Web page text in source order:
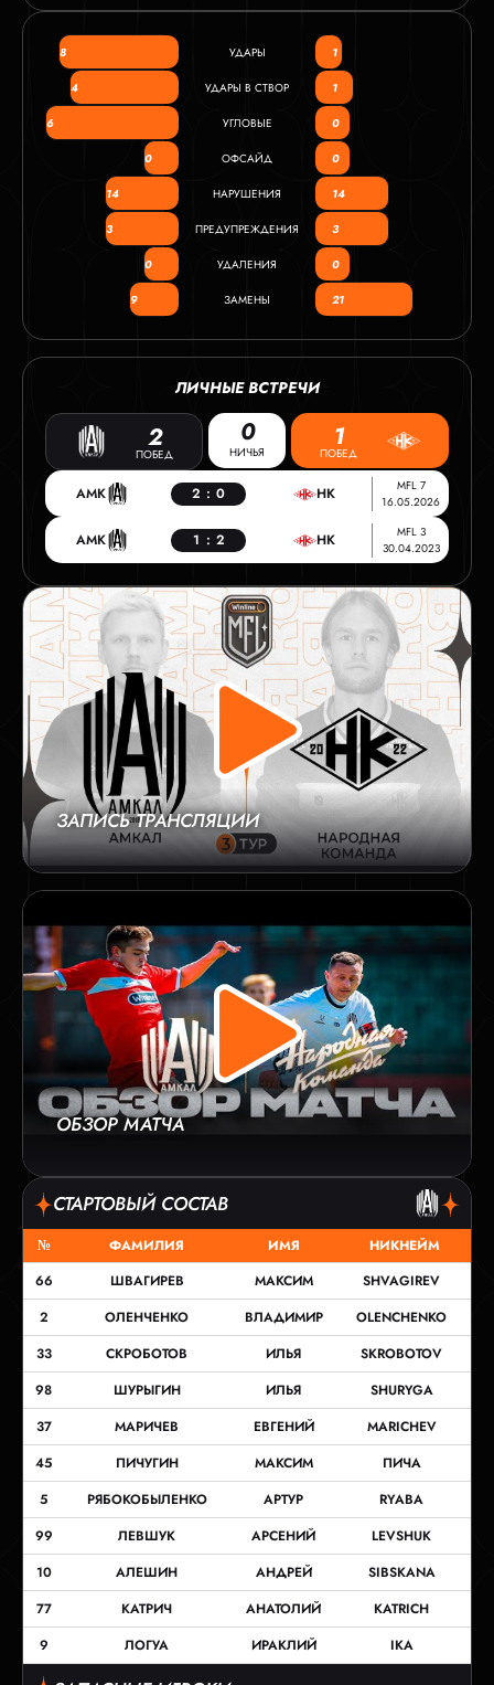
8 УДАРЫ 1
4 УДАРЫ В СТВОР 1
6 УГЛОВЫЕ 0
0 ОФСАЙД 0
14 НАРУШЕНИЯ 14
3 ПРЕДУПРЕЖДЕНИЯ 3
0 УДАЛЕНИЯ 0
9 ЗАМЕНЫ 21
ЛИЧНЫЕ ВСТРЕЧИ
2
ПОБЕД
0
НИЧЬЯ 1
ПОБЕД
MFL 7
16.05.2026
АМК 2 : 0 НК
MFL 3
30.04.2023
АМК 1 : 2 НК
ЗАПИСЬ ТРАНСЛЯЦИИ
ОБЗОР МАТЧА
СТАРТОВЫЙ СОСТАВ
№ ФАМИЛИЯ ИМЯ
НИКНЕЙМ
66
ШВАГИРЕВ МАКСИМ
SHVAGIREV
2
ОЛЕНЧЕНКО ВЛАДИМИР
OLENCHENKO
33
СКРОБОТОВ ИЛЬЯ
SKROBOTOV
98
ШУРЫГИН ИЛЬЯ
SHURYGA
37
МАРИЧЕВ ЕВГЕНИЙ
MARICHEV
45
ПИЧУГИН МАКСИМ
ПИЧА
5
РЯБОКОБЫЛЕНКО АРТУР
RYABA
99
ЛЕВШУК АРСЕНИЙ
LEVSHUK
10
АЛЕШИН АНДРЕЙ
SIBSKANA
77
КАТРИЧ АНАТОЛИЙ
KATRICH
9
ЛОГУА ИРАКЛИЙ IKA